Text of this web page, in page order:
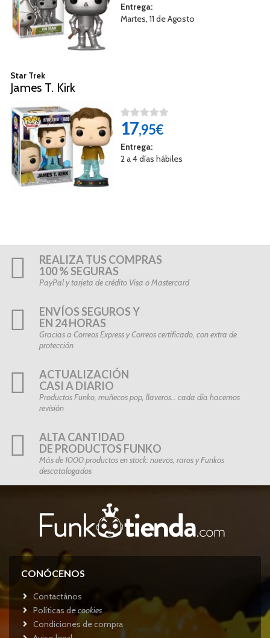
Entrega:
Martes, 11 de Agosto
Star Trek
James T. Kirk
17,95€
Entrega:
2 a 4 días hábiles
REALIZA TUS COMPRAS
100 % SEGURAS
PayPal y tarjeta de crédito Visa o Mastercard
ENVÍOS SEGUROS Y
EN 24 HORAS
Gracias a Correos Express y Correos certificado, con extra de
protección
ACTUALIZACIÓN
CASI A DIARIO
Productos Funko, muñecos pop, llaveros… cada día hacemos
revisión
ALTA CANTIDAD
DE PRODUCTOS FUNKO
Más de 1000 productos en stock: nuevos, raros y Funkos
descatalogados
CONÓCENOS
Contactános
Políticas decookies
Condiciones de compra